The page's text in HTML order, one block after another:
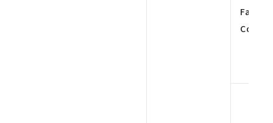
Fast 4
Color